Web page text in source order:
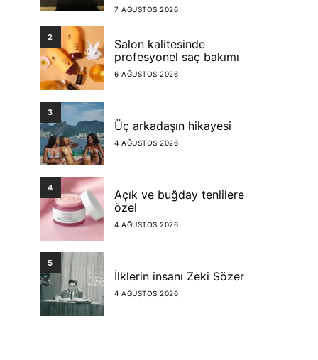
7 AĞUSTOS 2026
2
Salon kalitesinde
profesyonel saç bakımı
6 AĞUSTOS 2026
3
Üç arkadaşın hikayesi
4 AĞUSTOS 2026
4
Açık ve buğday tenlilere
özel
4 AĞUSTOS 2026
5
İlklerin insanı Zeki Sözer
4 AĞUSTOS 2026